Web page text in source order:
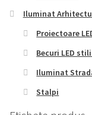
Iluminat
Proiectoare
Becuri LED
Iluminat
Stalpi